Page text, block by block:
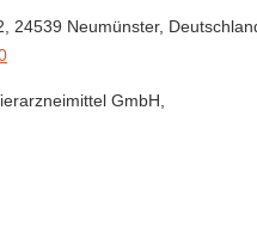
, 24539 Neumünster,
GmbH,